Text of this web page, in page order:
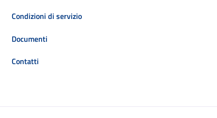
Condizioni di servizio
Documenti
Contatti